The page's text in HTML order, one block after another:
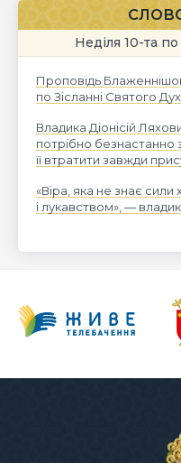
Неділя 10-та
Проповідь
по Зісланні Святого
Владика Діонісій
потрібно безнастанно
її втратити завжди
«Віра, яка не знає сили
і лукавством», —